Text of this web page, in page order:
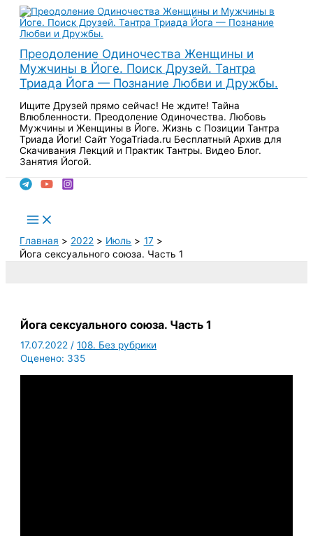
Перейти
содержимому
Преодоление Одиночества Женщины и
Мужчины в Йоге. Поиск Друзей. Тантра
Триада Йога — Познание Любви и Дружбы.
Ищите Друзей прямо сейчас! Не ждите! Тайна
Влюбленности. Преодоление Одиночества. Любовь
Мужчины и Женщины в Йоге. Жизнь с Позиции Тантра
Триада Йоги! Сайт YogaTriada.ru Бесплатный Архив для
Скачивания Лекций и Практик Тантры. Видео Блог.
Занятия Йогой.
Main
Menu
Главная
2022 Июль
17
Йога сексуального союза. Часть 1
Йога сексуального союза. Часть 1
17.07.2022/108. Без рубрики
Оценено: 335